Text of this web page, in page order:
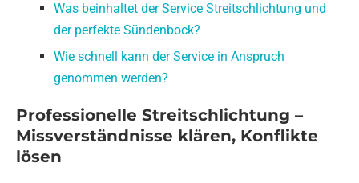
Was beinhaltet der Service Streitschlichtung und
der perfekte Sündenbock?
Wie schnell kann der Service in Anspruch
genommen werden?
Professionelle Streitschlichtung –
Missverständnisse klären, Konflikte
lösen